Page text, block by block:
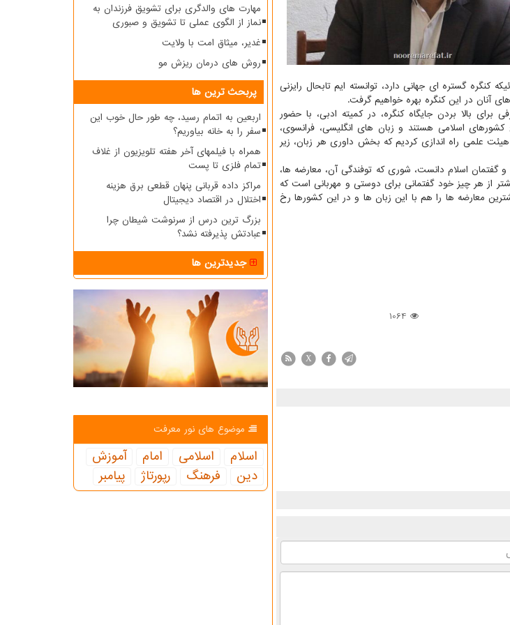
کنگره گستره ای جهانی دارد، توانسته ایم تابحال رایزنی
آنان در این کنگره بهره خواهیم گرفت.
بالا بردن جایگاه کنگره، در کمیته ادبی، با حضور
اسلامی هستند و زبان های انگلیسی، فرانسوی،
علمی راه اندازی کردیم که بخش داوری هر زبان، زیر
و گفتمان اسلام دانست، شوری که توفندگی آن، معارضه ها،
از هر چیز خود گفتمانی برای دوستی و مهربانی است که
معارضه ها را هم با این زبان ها و در این کشورها رخ
1064
X
مهارت های والدگری برای تشویق فرزندان به
نماز از الگوی عملی تا تشویق و صبوری
غدیر، میثاق امت با ولایت
روش های درمان ریزش مو
پربحث ترین ها
اربعین به اتمام رسید، چه طور حال خوب این
سفر را به خانه بیاوریم؟
همراه با فیلمهای آخر هفته تلویزیون از غلاف
تمام فلزی تا پست
مراکز داده قربانی پنهان قطعی برق هزینه
اختلال در اقتصاد دیجیتال
بزرگ ترین درس از سرنوشت شیطان چرا
عبادتش پذیرفته نشد؟
جدیدترین ها
موضوع های نور معرفت
اسلام اسلامی امام
آموزش
دین
فرهنگ رپورتاژ پیامبر